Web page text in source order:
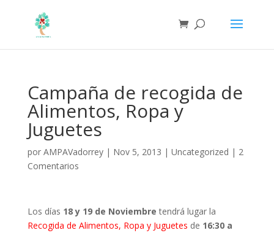
Campaña de recogida de
Alimentos, Ropa y
Juguetes
por AMPAVadorrey| Nov 5, 2013 | Uncategorized | 2
Comentarios
Los días 18 y 19 de Noviembre tendrá lugar la
Recogida de Alimentos, Ropa y Juguetes de 16:30 a